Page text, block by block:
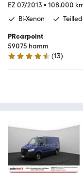
EZ 07/2013 • 108.000
Bi-Xenon
PRcarpoint
59075 hamm
4.5 Sterne
(13)